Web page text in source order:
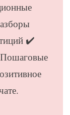
✔️